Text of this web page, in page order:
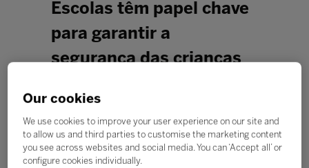
Escolas têm papel chave
para garantir a
segurança das crianças
Redação Bett na Bett Show em Londres
Our cookies
We use cookies to improve your user experience on our site and
to allow us and third parties to customise the marketing content
you see across websites and social media. You can ‘Accept all’ or
configure cookies individually.